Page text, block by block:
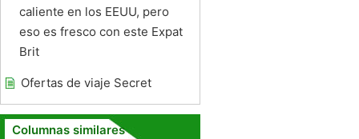
caliente en los EEUU, pero
eso es fresco con este Expat
Brit
Ofertas de viaje Secret
Columnas similares